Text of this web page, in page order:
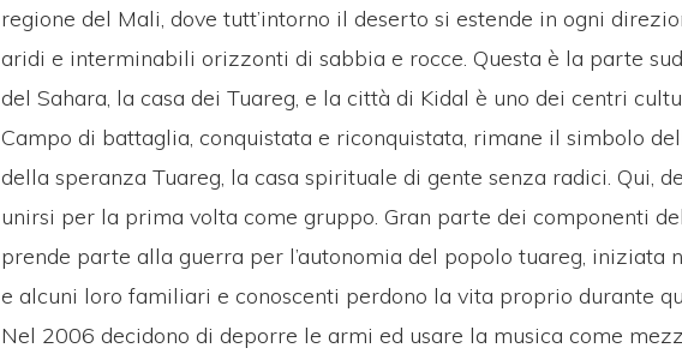
regione del Mali, dove tutt’intorno il deserto si estende in ogni
aridi e interminabili orizzonti di sabbia e rocce. Questa è la parte
del Sahara, la casa dei Tuareg, e la città di Kidal è uno dei centri
Campo di battaglia, conquistata e riconquistata, rimane il simbolo
della speranza Tuareg, la casa spirituale di gente senza radici. Qui,
unirsi per la prima volta come gruppo. Gran parte dei componenti
prende parte alla guerra per l’autonomia del popolo tuareg, iniziata
e alcuni loro familiari e conoscenti perdono la vita proprio durante
Nel 2006 decidono di deporre le armi ed usare la musica come